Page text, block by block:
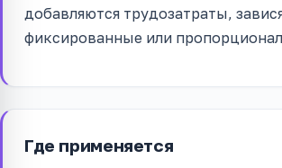
добавляются трудозатраты,
фиксированные или
Где применяется